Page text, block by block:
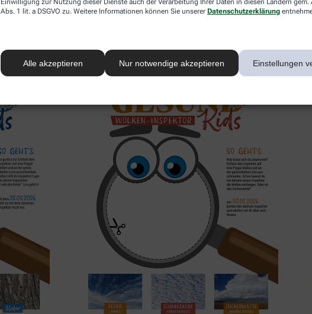
Einwilligung zur Nutzung dieser Dienste auch der Verarbeitung Ihrer Daten in diesen Ländern gem.
Abs. 1 lit. a DSGVO zu. Weitere Informationen können Sie unserer Datenschutzerklärung
Alle akzeptieren Nur notwendige akzeptieren Einstellungen